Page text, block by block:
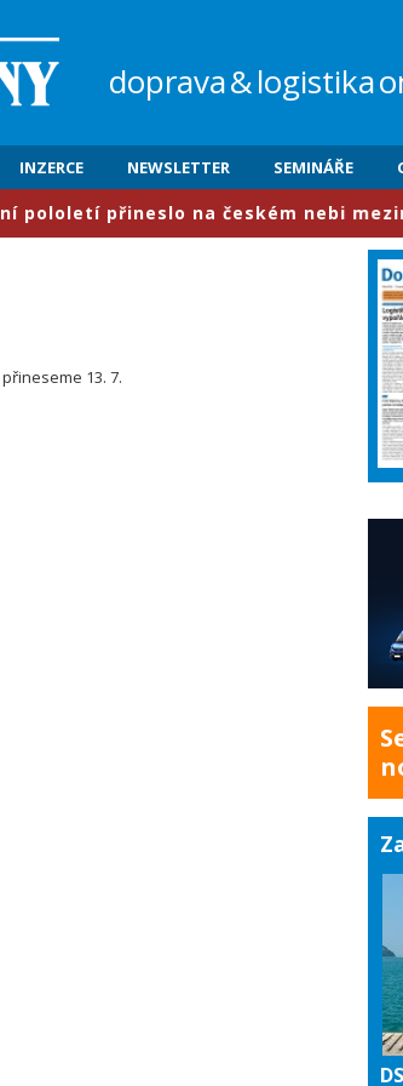
doprava&logistika
INZERCE NEWSLETTER SEMINÁŘE
přineslo na českém nebi meziročně
přineseme 13. 7.